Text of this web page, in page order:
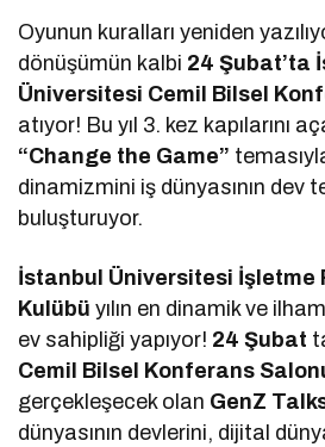
Oyunun kuralları yeniden
dönüşümün kalbi 24 Şubat’ta
Üniversitesi Cemil Bilsel
atıyor! Bu yıl 3. kez kapılarını
“Change the Game”
dinamizmini iş dünyasının dev
buluşturuyor.
İstanbul Üniversitesi İşletme
Kulübü yılın en dinamik ve
ev sahipliği yapıyor! 24 Şubat
Cemil Bilsel Konferans
gerçekleşecek olan GenZ
dünyasının devlerini, dijital